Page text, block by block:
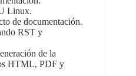
Linux.
de documentación.
RST y
de la
HTML, PDF y